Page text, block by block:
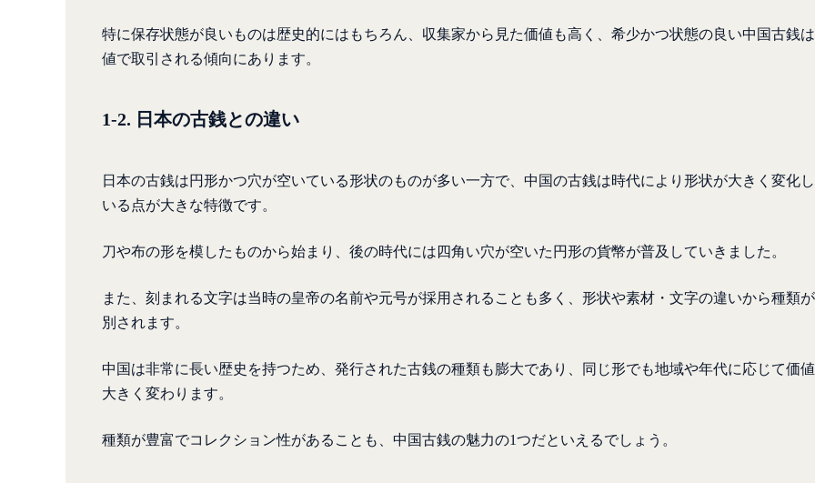
特に保存状態が良いものは歴史的にはもちろん、収集家から見た価値も高く、希少かつ状態の良い中国古銭
値で取引される傾向にあります。
1-2. 日本の古銭との違い
日本の古銭は円形かつ穴が空いている形状のものが多い一方で、中国の古銭は時代により形状が大きく変化
いる点が大きな特徴です。
刀や布の形を模したものから始まり、後の時代には四角い穴が空いた円形の貨幣が普及していきました。
また、刻まれる文字は当時の皇帝の名前や元号が採用されることも多く、形状や素材・文字の違いから種類
別されます。
中国は非常に長い歴史を持つため、発行された古銭の種類も膨大であり、同じ形でも地域や年代に応じて価
大きく変わります。
種類が豊富でコレクション性があることも、中国古銭の魅力の1つだといえるでしょう。